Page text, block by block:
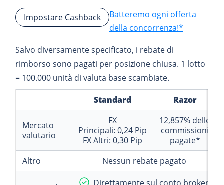
Impostare Cashback
Batteremo ogni offerta
della concorrenza!*
Salvo diversamente specificato, i rebate di
rimborso sono pagati per posizione chiusa. 1 lotto
= 100.000 unità di valuta base scambiate.
Standard
Razor
Mercato
valutario
FX
Principali: 0,24 Pip
FX Altri: 0,30 Pip
12,857% delle
commissioni
pagate*
Altro
Nessun rebate pagato